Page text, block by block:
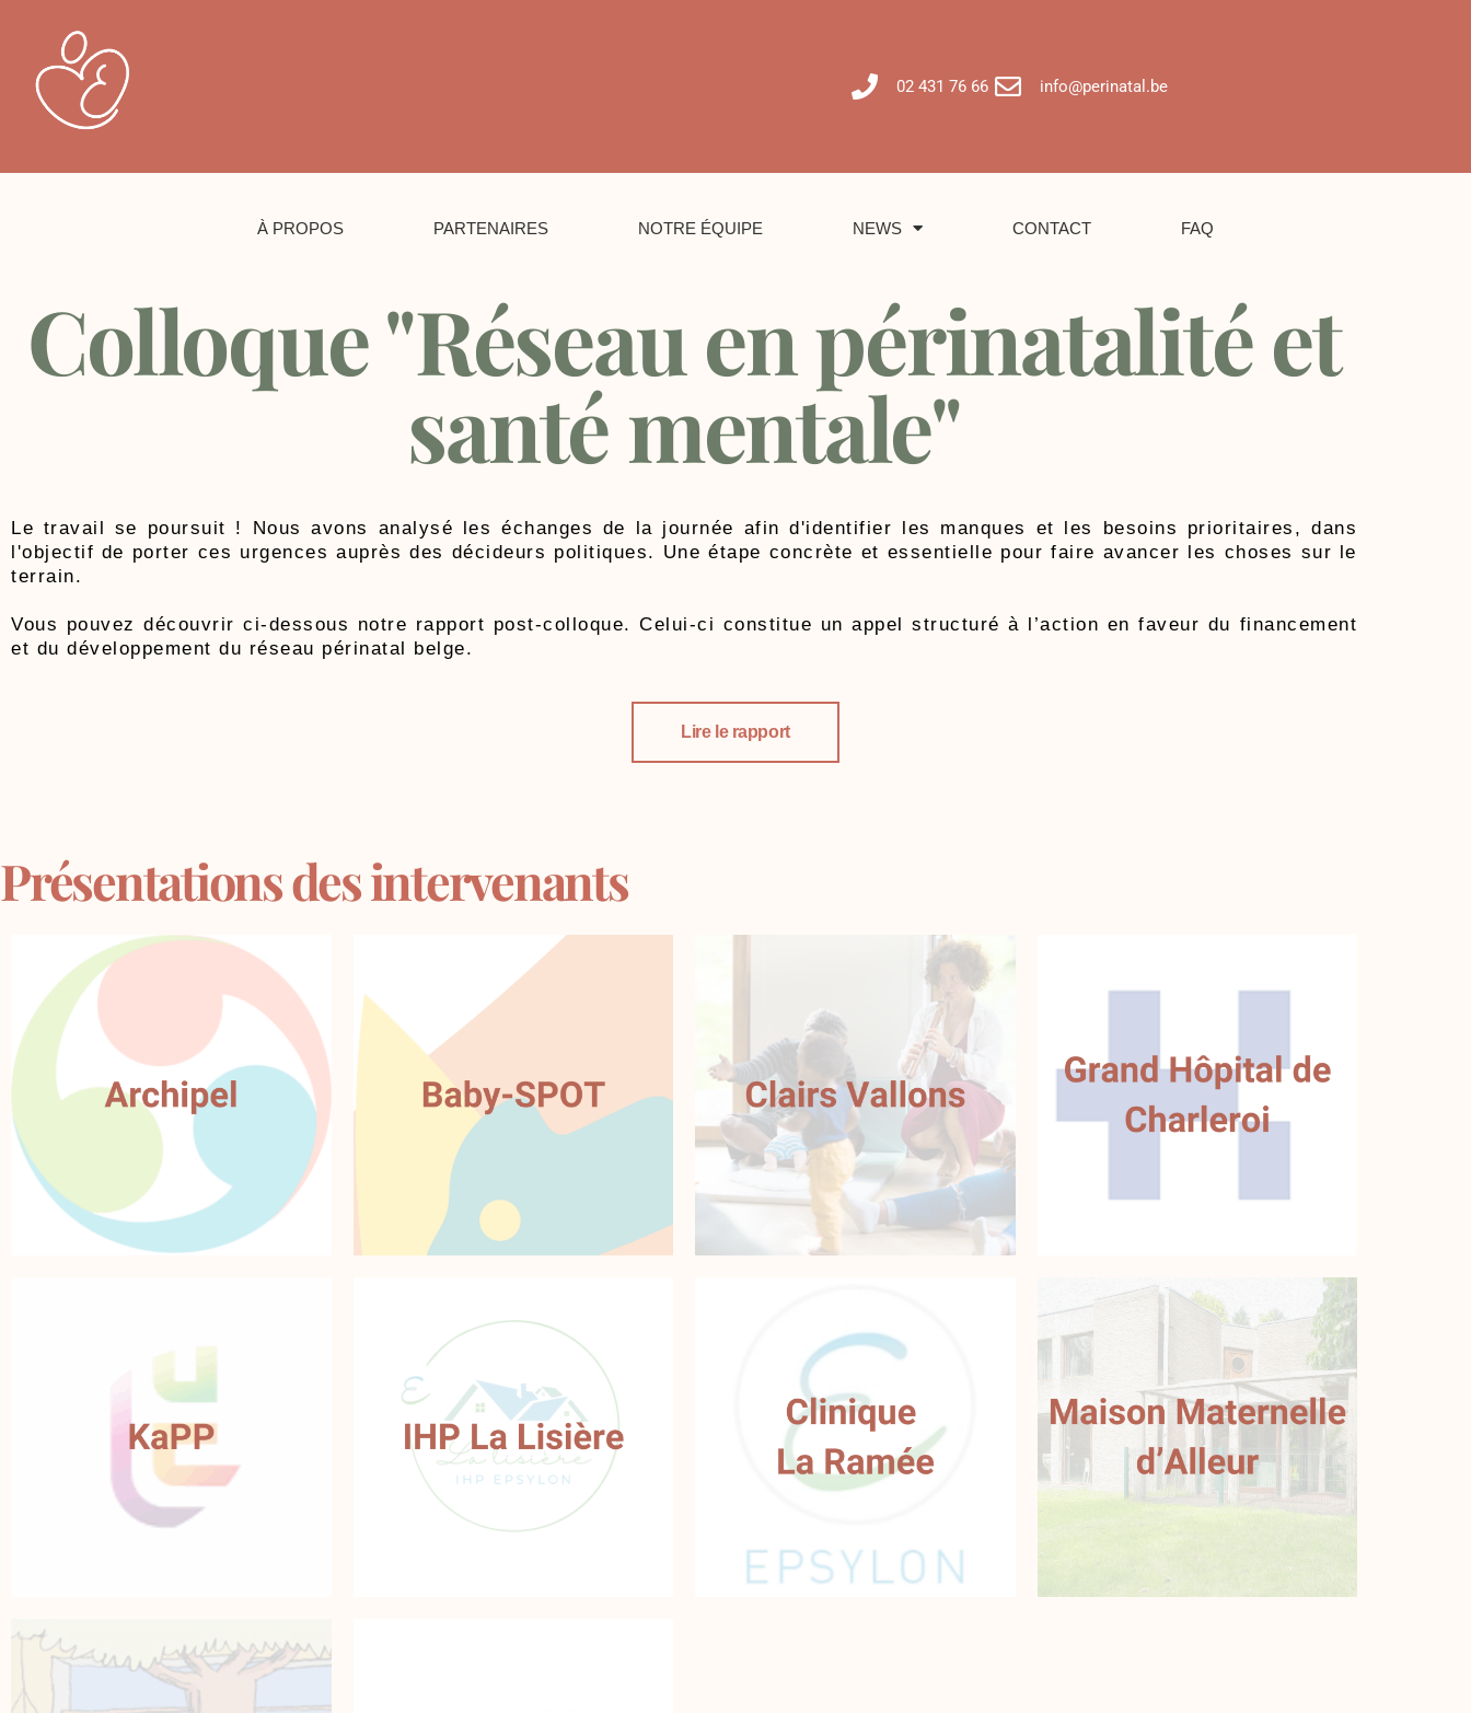
02 431 76 66 info@perinatal.be
À PROPOS PARTENAIRES NOTRE ÉQUIPE NEWS CONTACT FAQ
Colloque "Réseau en périnatalité et
santé mentale"
Le travail se poursuit ! Nous avons analysé les échanges de la journée afin d'identifier les manques et les besoins prioritaires, dans
l'objectif de porter ces urgences auprès des décideurs politiques. Une étape concrète et essentielle pour faire avancer les choses sur le
terrain.
Vous pouvez découvrir ci-dessous notre rapport post-colloque. Celui-ci constitue un appel structuré à l’action en faveur du financement
et du développement du réseau périnatal belge.
Lire le rapport
Présentations des intervenants